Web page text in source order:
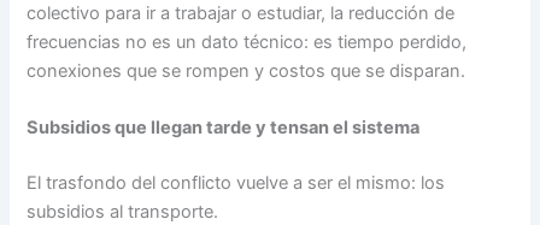
colectivo para ir a trabajar o estudiar, la reducción de
frecuencias no es un dato técnico: es tiempo perdido,
conexiones que se rompen y costos que se disparan.
Subsidios que llegan tarde y tensan el sistema
El trasfondo del conflicto vuelve a ser el mismo: los
subsidios al transporte.